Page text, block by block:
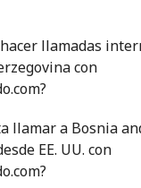
llamadas
con
llamar a Bosnia
EE. UU. con